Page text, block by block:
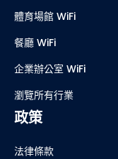
體育場館 WiFi
餐廳 WiFi
企業辦公室 WiFi
瀏覽所有行業
政策
法律條款